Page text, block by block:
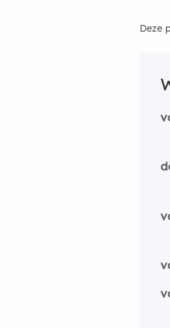
Deze